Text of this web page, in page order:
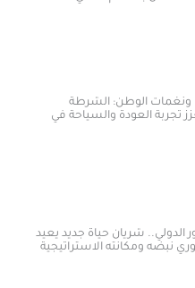
الشرطة
والسياحة في
حياة جديد يعيد
الاستراتيجية